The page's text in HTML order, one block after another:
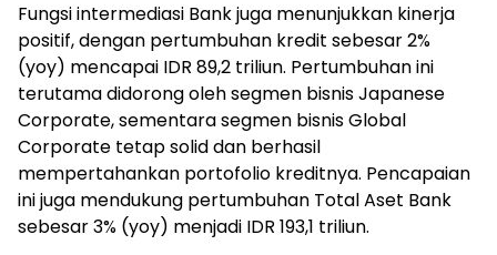
Fungsi intermediasi Bank juga menunjukkan kinerja
positif, dengan pertumbuhan kredit sebesar 2%
(yoy) mencapai IDR 89,2 triliun. Pertumbuhan ini
terutama didorong oleh segmen bisnis Japanese
Corporate, sementara segmen bisnis Global
Corporate tetap solid dan berhasil
mempertahankan portofolio kreditnya. Pencapaian
ini juga mendukung pertumbuhan Total Aset Bank
sebesar 3% (yoy) menjadi IDR 193,1 triliun.